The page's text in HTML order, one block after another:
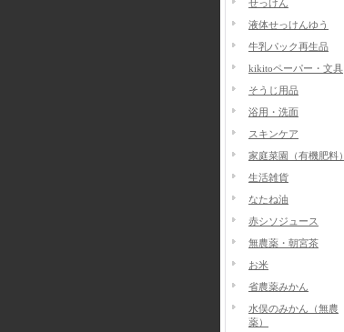
せっけん
液体せっけんゆう
牛乳パック再生品
kikitoペーパー・文具
そうじ用品
浴用・洗面
スキンケア
家庭菜園（有機肥料）
生活雑貨
なたね油
赤シソジュース
無農薬・朝宮茶
お米
省農薬みかん
水俣のみかん（無農
薬）